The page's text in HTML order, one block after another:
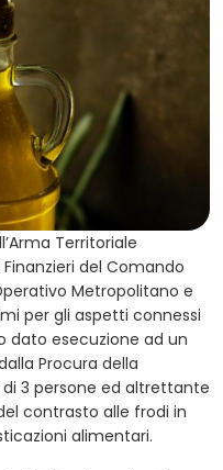
Territoriale
del Comando
Metropolitano e
per gli aspetti connessi
dato esecuzione ad un
Procura della
3 persone ed altrettante
contrasto alle frodi in
alimentari.